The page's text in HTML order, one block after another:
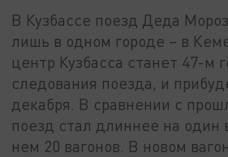
В Кузбассе поезд Деда
лишь в одном городе – в
центр Кузбасса станет 47-м
следования поезда, и
декабря. В сравнении с
поезд стал длиннее на один
нем 20 вагонов. В новом